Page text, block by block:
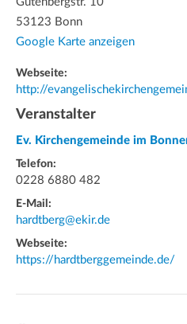
53123 Bonn
Google Karte anzeigen
Webseite:
http://
Veranstalter
Ev. Kirchengemeinde im
Telefon:
0228 6880 482
E-Mail:
hardtberg@ekir.de
Webseite:
https://hardtberggemeinde.de/